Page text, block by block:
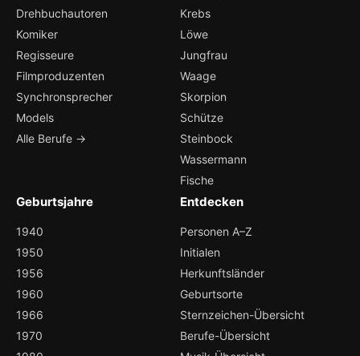
Drehbuchautoren
Komiker
Regisseure
Filmproduzenten
Synchronsprecher
Models
Alle Berufe →
Krebs
Löwe
Jungfrau
Waage
Skorpion
Schütze
Steinbock
Wassermann
Fische
Geburtsjahre
1940
1950
1956
1960
1966
1970
Entdecken
Personen A–Z
Initialen
Herkunftsländer
Geburtsorte
Sternzeichen-Übersicht
Berufe-Übersicht